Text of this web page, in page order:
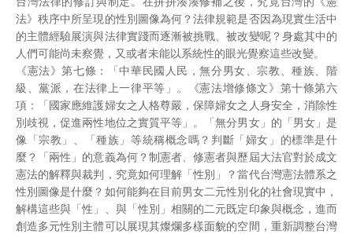
法》秩序中所呈現的性別圖像為何？法律規範是否因為現實生活中
的主體經驗展演與法律實踐而逐漸被挑戰、被改變呢？身處其中的
人們可能尚未察覺，又或者未能以系統性的眼光覺察這些改變。
《憲法》第七條：「中華民國人民，無分男女、宗教、種族、階
級、黨派，在法律上一律平等」。《憲法增修條文》第十條第六
項：「國家應維護婦女之人格尊嚴，保障婦女之人身安全，消除性
別歧視，促進兩性地位之實質平等」。「無分男女」的「男女」是
像「宗教」、「種族」等統稱概念嗎？判斷「婦女」的標準是什
麼？「兩性」的意義為何？制憲者、修憲者與歷屆大法官對於成文
憲法的解釋與裁判，究竟如何理解「性別」？當代台灣憲法體系之
性別圖像是什麼？如何能夠在目前男女二元性別化的社會現實中，
解構這些與「性」、與「性別」相關的二元既定印象與概念，進而
創造多元性別主體可以展現其燦爛多樣面貌的空間，重新調整台灣